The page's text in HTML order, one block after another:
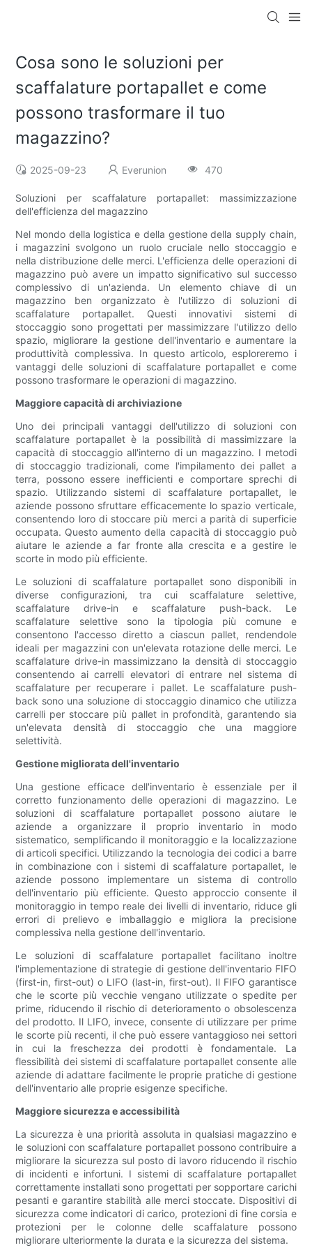
Cosa sono le soluzioni per
scaffalature portapallet e come
possono trasformare il tuo
magazzino?
2025-09-23 Everunion 470
Soluzioni per scaffalature portapallet: massimizzazione
dell'efficienza del magazzino
Nel mondo della logistica e della gestione della supply chain,
i magazzini svolgono un ruolo cruciale nello stoccaggio e
nella distribuzione delle merci. L'efficienza delle operazioni di
magazzino può avere un impatto significativo sul successo
complessivo di un'azienda. Un elemento chiave di un
magazzino ben organizzato è l'utilizzo di soluzioni di
scaffalature portapallet. Questi innovativi sistemi di
stoccaggio sono progettati per massimizzare l'utilizzo dello
spazio, migliorare la gestione dell'inventario e aumentare la
produttività complessiva. In questo articolo, esploreremo i
vantaggi delle soluzioni di scaffalature portapallet e come
possono trasformare le operazioni di magazzino.
Maggiore capacità di archiviazione
Uno dei principali vantaggi dell'utilizzo di soluzioni con
scaffalature portapallet è la possibilità di massimizzare la
capacità di stoccaggio all'interno di un magazzino. I metodi
di stoccaggio tradizionali, come l'impilamento dei pallet a
terra, possono essere inefficienti e comportare sprechi di
spazio. Utilizzando sistemi di scaffalature portapallet, le
aziende possono sfruttare efficacemente lo spazio verticale,
consentendo loro di stoccare più merci a parità di superficie
occupata. Questo aumento della capacità di stoccaggio può
aiutare le aziende a far fronte alla crescita e a gestire le
scorte in modo più efficiente.
Le soluzioni di scaffalature portapallet sono disponibili in
diverse configurazioni, tra cui scaffalature selettive,
scaffalature drive-in e scaffalature push-back. Le
scaffalature selettive sono la tipologia più comune e
consentono l'accesso diretto a ciascun pallet, rendendole
ideali per magazzini con un'elevata rotazione delle merci. Le
scaffalature drive-in massimizzano la densità di stoccaggio
consentendo ai carrelli elevatori di entrare nel sistema di
scaffalature per recuperare i pallet. Le scaffalature push-
back sono una soluzione di stoccaggio dinamico che utilizza
carrelli per stoccare più pallet in profondità, garantendo sia
un'elevata densità di stoccaggio che una maggiore
selettività.
Gestione migliorata dell'inventario
Una gestione efficace dell'inventario è essenziale per il
corretto funzionamento delle operazioni di magazzino. Le
soluzioni di scaffalature portapallet possono aiutare le
aziende a organizzare il proprio inventario in modo
sistematico, semplificando il monitoraggio e la localizzazione
di articoli specifici. Utilizzando la tecnologia dei codici a barre
in combinazione con i sistemi di scaffalature portapallet, le
aziende possono implementare un sistema di controllo
dell'inventario più efficiente. Questo approccio consente il
monitoraggio in tempo reale dei livelli di inventario, riduce gli
errori di prelievo e imballaggio e migliora la precisione
complessiva nella gestione dell'inventario.
Le soluzioni di scaffalature portapallet facilitano inoltre
l'implementazione di strategie di gestione dell'inventario FIFO
(first-in, first-out) o LIFO (last-in, first-out). Il FIFO garantisce
che le scorte più vecchie vengano utilizzate o spedite per
prime, riducendo il rischio di deterioramento o obsolescenza
del prodotto. Il LIFO, invece, consente di utilizzare per prime
le scorte più recenti, il che può essere vantaggioso nei settori
in cui la freschezza dei prodotti è fondamentale. La
flessibilità dei sistemi di scaffalature portapallet consente alle
aziende di adattare facilmente le proprie pratiche di gestione
dell'inventario alle proprie esigenze specifiche.
Maggiore sicurezza e accessibilità
La sicurezza è una priorità assoluta in qualsiasi magazzino e
le soluzioni con scaffalature portapallet possono contribuire a
migliorare la sicurezza sul posto di lavoro riducendo il rischio
di incidenti e infortuni. I sistemi di scaffalature portapallet
correttamente installati sono progettati per sopportare carichi
pesanti e garantire stabilità alle merci stoccate. Dispositivi di
sicurezza come indicatori di carico, protezioni di fine corsia e
protezioni per le colonne delle scaffalature possono
migliorare ulteriormente la durata e la sicurezza del sistema.